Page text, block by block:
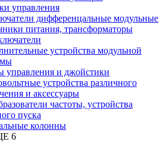
управления
дифференцальные модульные
питания, трансформаторы
устройства модульной
управления и джойстики
устройства различного
и аксессуары
частоты, устройства
пуска
колонны
6